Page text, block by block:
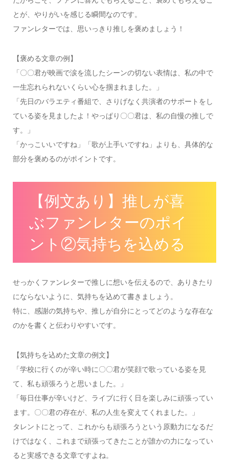
とが、やりがいを感じる瞬間なのです。
ファンレターでは、思いっきり推しを褒めましょう！
【褒める文章の例】
「〇〇君が映画で涙を流したシーンの切ない表情は、私の中で
一生忘れられないくらい心を掴まれました。」
「先日のバラエティ番組で、さりげなく共演者のサポートをし
ている姿を見ましたよ！やっぱり〇〇君は、私の自慢の推しで
す。」
「かっこいいですね」「歌が上手いですね」よりも、具体的な
部分を褒めるのがポイントです。
【例文あり】推しが喜
ぶファンレターのポイ
ント②気持ちを込める
せっかくファンレターで推しに想いを伝えるので、ありきたり
にならないように、気持ちを込めて書きましょう。
特に、感謝の気持ちや、推しが自分にとってどのような存在な
のかを書くと伝わりやすいです。
【気持ちを込めた文章の例文】
「学校に行くのが辛い時に〇〇君が笑顔で歌っている姿を見
て、私も頑張ろうと思いました。」
「毎日仕事が辛いけど、ライブに行く日を楽しみに頑張ってい
ます。〇〇君の存在が、私の人生を変えてくれました。」
タレントにとって、これからも頑張ろうという原動力になるだ
けではなく、これまで頑張ってきたことが誰かの力になってい
ると実感できる文章ですよね。